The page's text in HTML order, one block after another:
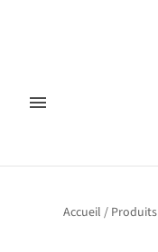
Accueil / Produits